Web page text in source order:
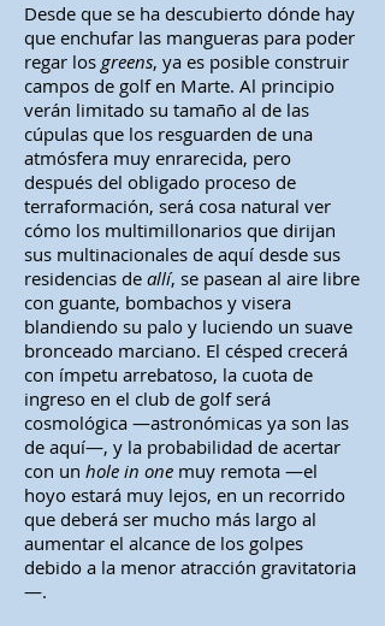
Desde que se ha descubierto dónde hay
que enchufar las mangueras para poder
regar los greens, ya es posible construir
campos de golf en Marte. Al principio
verán limitado su tamaño al de las
cúpulas que los resguarden de una
atmósfera muy enrarecida, pero
después del obligado proceso de
terraformación, será cosa natural ver
cómo los multimillonarios que dirijan
sus multinacionales de aquí desde sus
residencias de allí, se pasean al aire libre
con guante, bombachos y visera
blandiendo su palo y luciendo un suave
bronceado marciano. El césped crecerá
con ímpetu arrebatoso, la cuota de
ingreso en el club de golf será
cosmológica —astronómicas ya son las
de aquí—, y la probabilidad de acertar
con un hole in one muy remota —el
hoyo estará muy lejos, en un recorrido
que deberá ser mucho más largo al
aumentar el alcance de los golpes
debido a la menor atracción gravitatoria
—.